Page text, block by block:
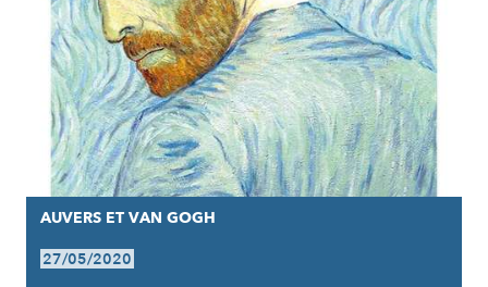
AUVERS ET VAN GOGH
27/05/2020